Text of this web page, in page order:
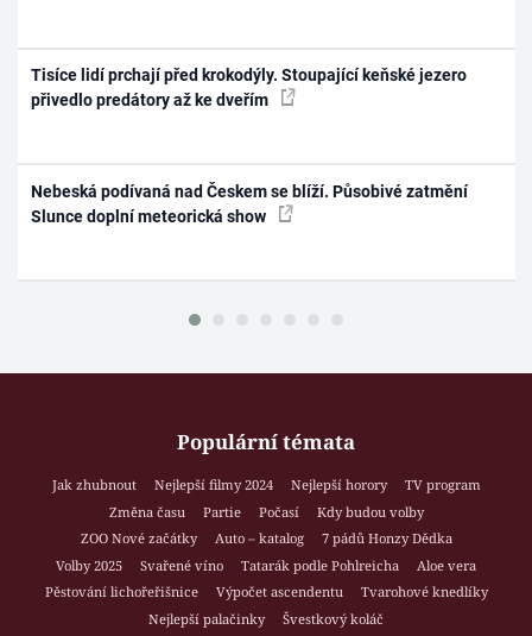
Tisíce lidí prchají před krokodýly. Stoupající keňské jezero
přivedlo predátory až ke dveřím
Nebeská podívaná nad Českem se blíží. Působivé zatmění
Slunce doplní meteorická show
Populární témata
Jak zhubnout Nejlepší filmy 2024 Nejlepší horory
TV program
Změna času
Partie Počasí
Kdy budou volby
ZOO Nové začátky
Auto – katalog
7 pádů Honzy Dědka
Volby 2025
Svařené víno Tatarák podle Pohlreicha
Aloe vera
Pěstování lichořeřišnice
Výpočet ascendentu
Tvarohové knedlíky
Nejlepší palačinky
Švestkový koláč